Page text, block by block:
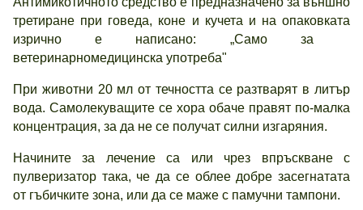
третиране при говеда, коне и кучета и на опаковката
изрично е написано: „Само за
ветеринарномедицинска употреба"
При животни 20 мл от течността се разтварят в литър
вода. Самолекуващите се хора обаче правят по-малка
концентрация, за да не се получат силни изгаряния.
Начините за лечение са или чрез впръскване с
пулверизатор така, че да се облее добре засегнатата
от гъбичките зона, или да се маже с памучни тампони.